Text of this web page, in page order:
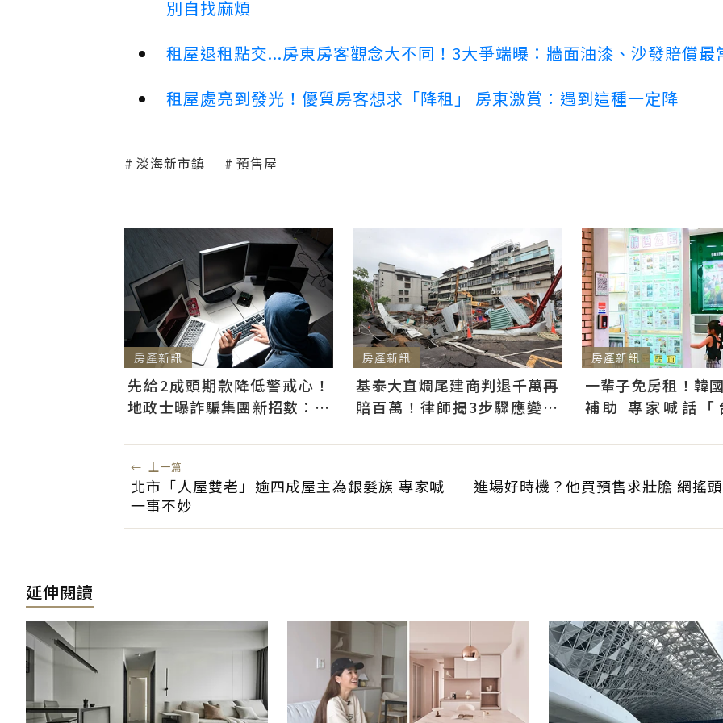
別自找麻煩
租屋退租點交...房東房客觀念大不同！3大爭端曝：牆面油漆、沙發賠償最
租屋處亮到發光！優質房客想求「降租」 房東激賞：遇到這種一定降
淡海新市鎮 預售屋
房產新訊
先給2成頭期款降低警戒心！
地政士曝詐騙集團新招數：偷
房產新訊
基泰大直爛尾建商判退千萬再
賠百萬！律師揭3步驟應變：
房產新訊
一輩子免房租！韓
補助 專家喊話「
← 上一篇
北市「人屋雙老」逾四成屋主為銀髮族 專家喊
一事不妙
進場好時機？他買預售求壯膽 網搖
延伸閱讀